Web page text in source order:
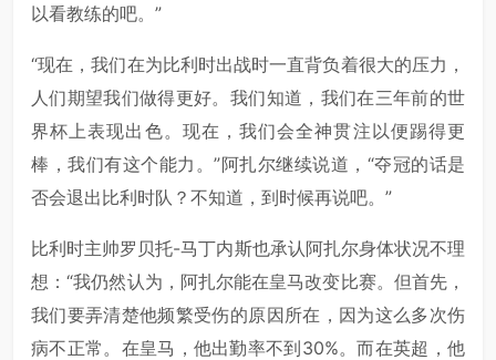
以看教练的吧。”
“现在，我们在为比利时出战时一直背负着很大的压力，
人们期望我们做得更好。我们知道，我们在三年前的世
界杯上表现出色。现在，我们会全神贯注以便踢得更
棒，我们有这个能力。”阿扎尔继续说道，“夺冠的话是
否会退出比利时队？不知道，到时候再说吧。”
比利时主帅罗贝托-马丁内斯也承认阿扎尔身体状况不理
想：“我仍然认为，阿扎尔能在皇马改变比赛。但首先，
我们要弄清楚他频繁受伤的原因所在，因为这么多次伤
病不正常。在皇马，他出勤率不到30%。而在英超，他